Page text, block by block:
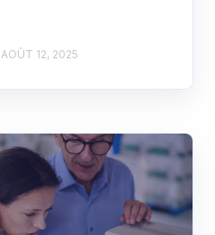
AOÛT 12, 2025